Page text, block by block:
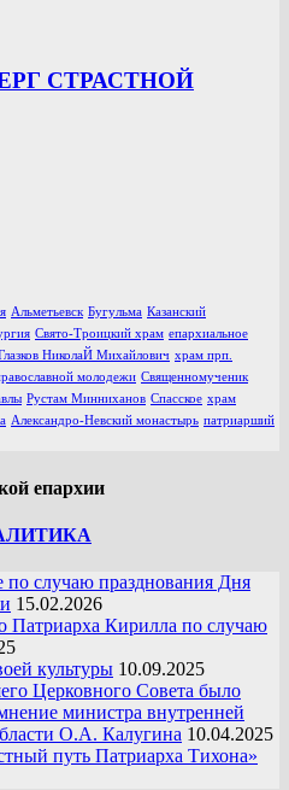
СТРАСТНОЙ
Альметьевск Бугульма Казанский
Свято-Троицкий храм епархиальное
НиколаЙ Михайлович храм прп.
молодежи Священномученик
Рустам Минниханов Спасское храм
Александро-Невский монастырь патриарший
епархии
случаю празднования Дня
15.02.2026
Патриарха Кирилла по случаю
культуры 10.09.2025
Церковного Совета было
министра внутренней
О.А. Калугина 10.04.2025
путь Патриарха Тихона»